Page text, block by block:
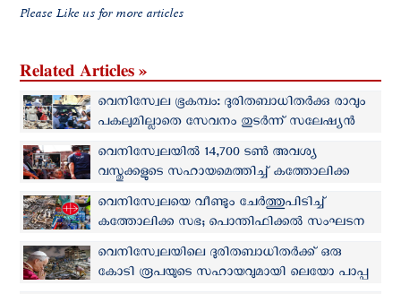
Please Like us for more articles
Related Articles »
വെനിസ്വേല ഭൂകമ്പം: ദുരിതബാധിതർക്കു രാവും
പകലുമില്ലാതെ സേവനം തുടര്‍ന്ന് സലേഷ്യൻ
സന്യാസിനികൾ
വെനിസ്വേലയില്‍ 14,700 ടൺ അവശ്യ
വസ്തുക്കളുടെ സഹായമെത്തിച്ച് കത്തോലിക്ക
സന്നദ്ധ സംഘടന
വെനിസ്വേലയെ വീണ്ടും ചേര്‍ത്തുപിടിച്ച്
കത്തോലിക്ക സഭ; പൊന്തിഫിക്കല്‍ സംഘടന
1,50,000 ഡോളർ കൈമാറി
വെനിസ്വേലയിലെ ദുരിതബാധിതര്‍ക്ക് ഒരു
കോടി രൂപയുടെ സഹായവുമായി ലെയോ പാപ്പ